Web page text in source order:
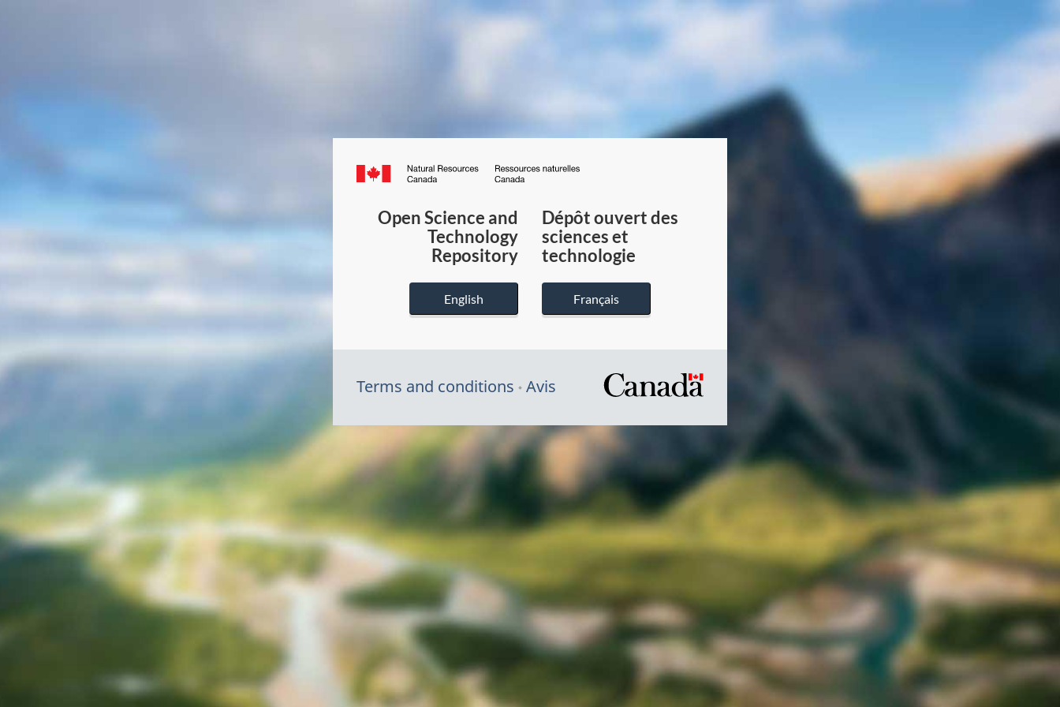
Canada.ca
du
Canada
Open Science and
Technology
Repository
English
Dépôt ouvert des
sciences et
technologie
Français
Terms and conditions Avis
/
gouvernement
du